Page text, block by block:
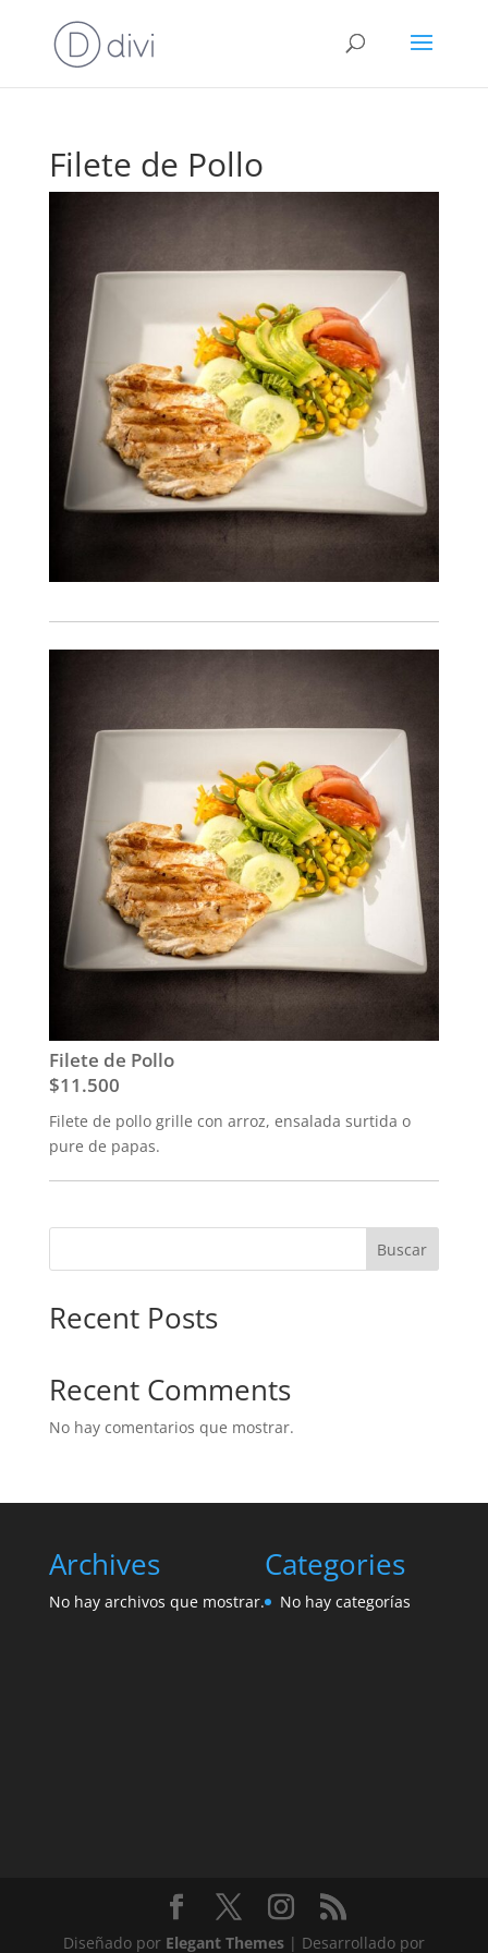
Filete de Pollo
Filete de Pollo
$11.500
Filete de pollo grille con arroz, ensalada surtida o
pure de papas.
Buscar
Recent Posts
Recent Comments
No hay comentarios que mostrar.
Archives
No hay archivos que mostrar.
Categories
No hay categorías
Diseñado por Elegant Themes| Desarrollado por